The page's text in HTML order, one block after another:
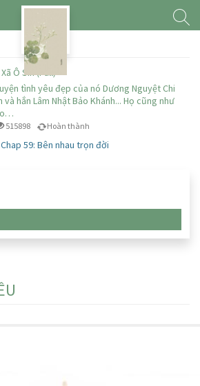
Ô Sin (Full)
tình yêu đẹp của nó Dương Nguyệt Chi
và hắn Lâm Nhật Bảo Khánh... Họ cũng như
515898 Hoàn thành
Chap 59: Bên nhau trọn đời